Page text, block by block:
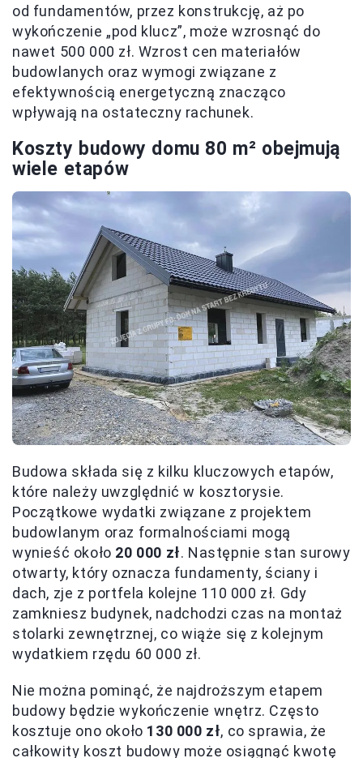
od fundamentów, przez konstrukcję, aż po
wykończenie „pod klucz”, może wzrosnąć do
nawet 500 000 zł. Wzrost cen materiałów
budowlanych oraz wymogi związane z
efektywnością energetyczną znacząco
wpływają na ostateczny rachunek.
Koszty budowy domu 80 m² obejmują
wiele etapów
Budowa składa się z kilku kluczowych etapów,
które należy uwzględnić w kosztorysie.
Początkowe wydatki związane z projektem
budowlanym oraz formalnościami mogą
wynieść około 20 000 zł. Następnie stan surowy
otwarty, który oznacza fundamenty, ściany i
dach, zje z portfela kolejne 110 000 zł. Gdy
zamkniesz budynek, nadchodzi czas na montaż
stolarki zewnętrznej, co wiąże się z kolejnym
wydatkiem rzędu 60 000 zł.
Nie można pominąć, że najdroższym etapem
budowy będzie wykończenie wnętrz. Często
kosztuje ono około 130 000 zł, co sprawia, że
całkowity koszt budowy może osiągnąć kwotę